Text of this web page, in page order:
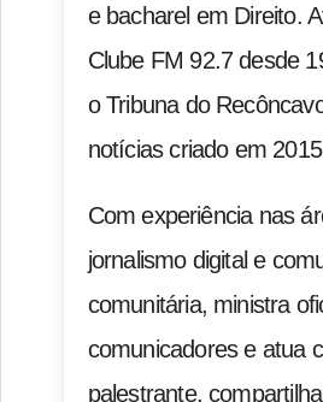
e bacharel em Direito.
Clube FM 92.7 desde
o Tribuna do
notícias criado em
Com experiência nas
jornalismo digital e
comunitária, ministra
comunicadores e atua
palestrante,